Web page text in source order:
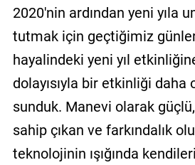
2020'nin ardından yeni yıla
tutmak için geçtiğimiz
hayalindeki yeni yıl
dolayısıyla bir etkinliği daha
sunduk. Manevi olarak
sahip çıkan ve farkındalık
teknolojinin ışığında